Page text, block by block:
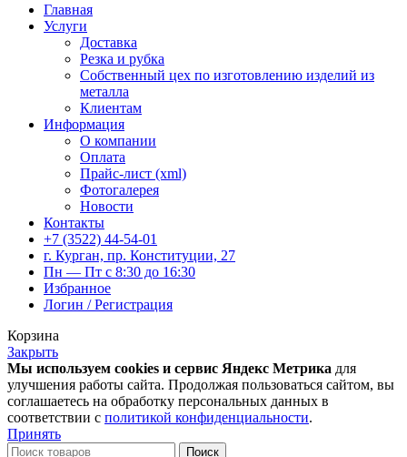
Главная
Услуги
Доставка
Резка и рубка
Собственный цех по изготовлению изделий из
металла
Клиентам
Информация
О компании
Оплата
Прайс-лист (xml)
Фотогалерея
Новости
Контакты
+7 (3522) 44-54-01
г. Курган, пр. Конституции, 27
Пн — Пт с 8:30 до 16:30
Избранное
Логин / Регистрация
Корзина
Закрыть
Мы используем cookies и сервис Яндекс Метрика для
улучшения работы сайта. Продолжая пользоваться сайтом, вы
соглашаетесь на обработку персональных данных в
соответствии с политикой конфиденциальности.
Принять
Поиск